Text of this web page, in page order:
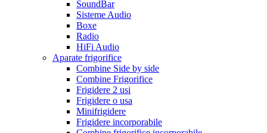
SoundBar
Sisteme Audio
Boxe
Radio
HiFi Audio
Aparate frigorifice
Combine Side by side
Combine Frigorifice
Frigidere 2 usi
Frigidere o usa
Minifrigidere
Frigidere incorporabile